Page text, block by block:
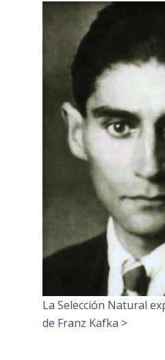
La Selección Natural
de Franz Kafka >